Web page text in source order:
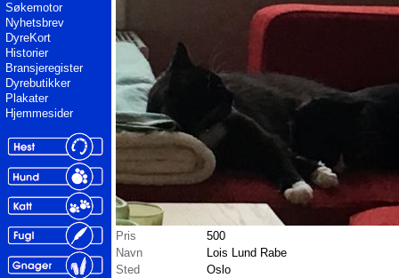
Søkemotor
Nyhetsbrev
DyreKort
Historier
Bransjeregister
Dyrebutikker
Plakater
Hjemmesider
Pris
500
Navn
Lois Lund Rabe
Sted
Oslo